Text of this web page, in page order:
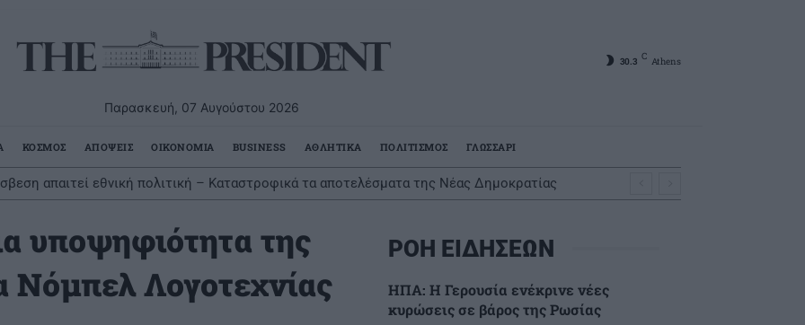
Παρασκευή, 07 Αυγούστου 2026
30.3 C Athens
ΚΟΣΜΟΣ ΑΠΟΨΕΙΣ ΟΙΚΟΝΟΜΙΑ BUSINESS ΑΘΛΗΤΙΚΑ ΠΟΛΙΤΙΣΜΟΣ ΓΛΩΣΣΑΡΙ
απαιτεί εθνική πολιτική – Καταστροφικά τα αποτελέσματα της Νέας Δημοκρατίας
υποψηφιότητα της
Νόμπελ Λογοτεχνίας
ΡΟΗ ΕΙΔΗΣΕΩΝ
ΗΠΑ: Η Γερουσία ενέκρινε νέες
κυρώσεις σε βάρος της Ρωσίας